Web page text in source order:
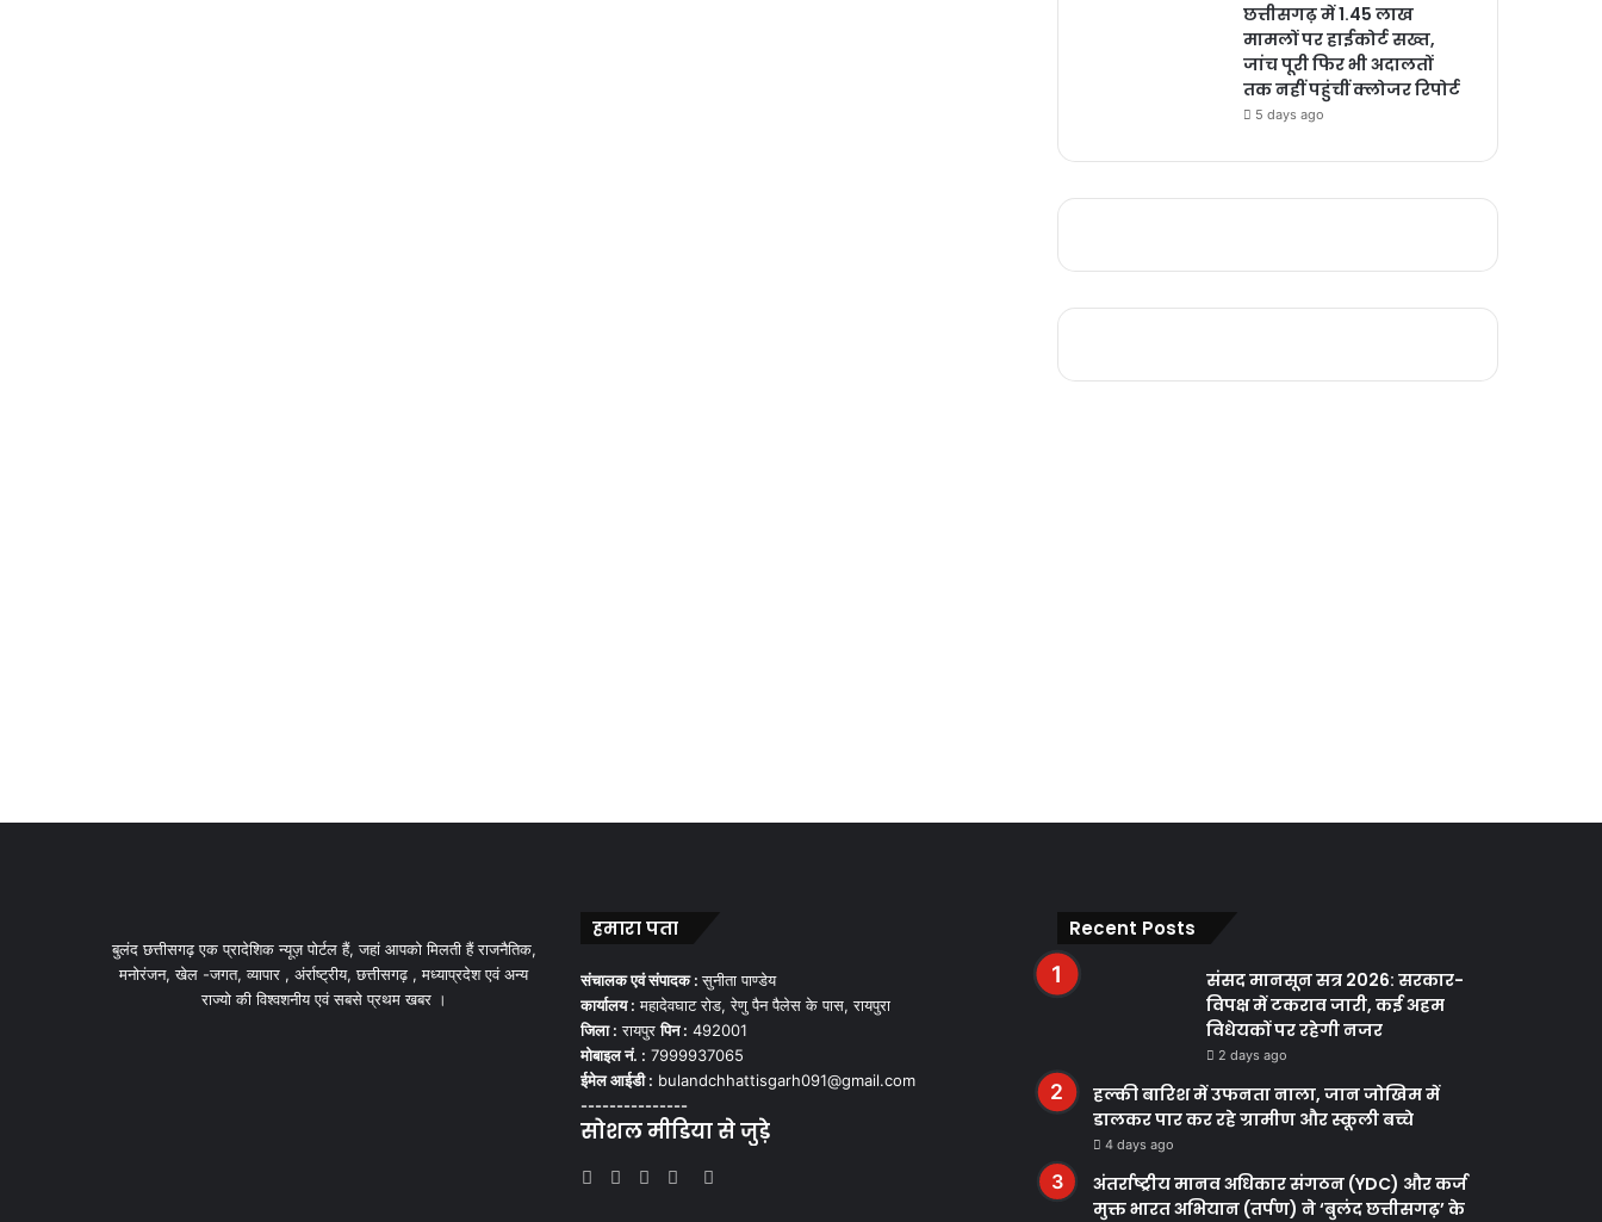
छत्तीसगढ़ में 1.45 लाख
मामलों पर हाईकोर्ट सख्त,
जांच पूरी फिर भी अदालतों
तक नहीं पहुंचीं क्लोजर रिपोर्ट
5 days ago
बुलंद छत्तीसगढ़ एक प्रादेशिक न्यूज़ पोर्टल हैं, जहां आपको मिलती हैं राजनैतिक,
मनोरंजन, खेल -जगत, व्यापार , अंर्राष्ट्रीय, छत्तीसगढ़ , मध्याप्रदेश एवं अन्य
राज्यो की विश्वशनीय एवं सबसे प्रथम खबर ।
हमारा पता
संचालक एवं संपादक :सुनीता पाण्डेय
कार्यालय : महादेवघाट रोड, रेणु पैन पैलेस के पास, रायपुरा
जिला : रायपुरपिन : 492001
मोबाइल नं. : 7999937065
ईमेल आईडी : bulandchhattisgarh091@gmail.com
---------------
सोशल मीडिया से जुड़े
Facebook
TwitterYouTubeInstagram
Recent Posts
संसद मानसून सत्र 2026: सरकार-
विपक्ष में टकराव जारी, कई अहम
विधेयकों पर रहेगी नजर
2 days ago
हल्की बारिश में उफनता नाला, जान जोखिम में
डालकर पार कर रहे ग्रामीण और स्कूली बच्चे
4 days ago
अंतर्राष्ट्रीय मानव अधिकार संगठन (YDC) और कर्ज
मुक्त भारत अभियान (तर्पण) ने ‘बुलंद छत्तीसगढ़’ के